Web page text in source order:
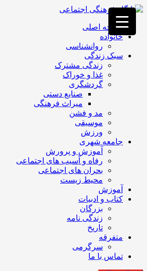
فصد
خون
غرب
تهران
خشکشویی
تصفیه
تهران
صفحه اصلی
خانواده
روانشناسی
سبک زندگی
زندگی مشترک
غذا و خوراک
گردشگری
صنایع دستی
میراث فرهنگی
مد و فشن
موسیقی
ورزش
جامعه شهری
آموزش و پرورش
رفاه و آسیب های اجتماعی
بحران های اجتماعی
محیط زیست
آموزش
کتاب و ادبیات
بزرگان
زندگی نامه
تاریخ
متفرقه
سرگرمی
تماس با ما